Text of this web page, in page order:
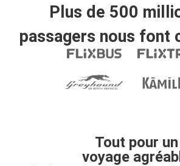
Plus de 500
passagers nous font
Tout pour un
voyage